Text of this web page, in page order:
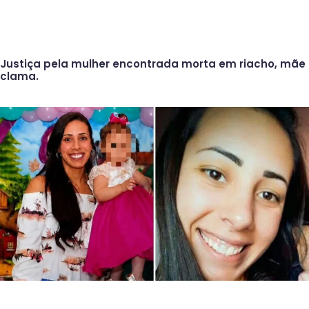
Justiça pela mulher encontrada morta em riacho, mãe
clama.